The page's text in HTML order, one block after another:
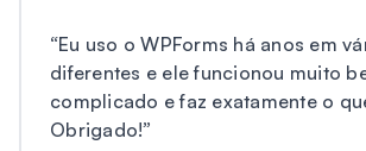
“Eu uso o WPForms há anos em
diferentes e ele funcionou muito
complicado e faz exatamente o
Obrigado!”